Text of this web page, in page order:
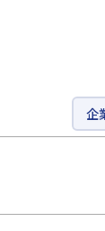
います。
企